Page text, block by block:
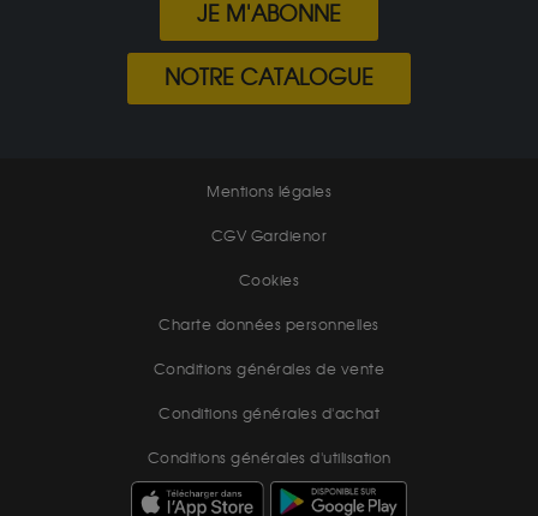
JE M'ABONNE
NOTRE CATALOGUE
Mentions légales
CGV Gardienor
Cookies
Charte données personnelles
Conditions générales de vente
Conditions générales d'achat
Conditions générales d'utilisation